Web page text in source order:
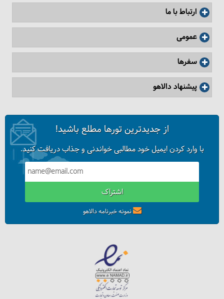
ارتباط با ما
عمومی
سفرها
پیشنهاد دالاهو
از جدیدترین تورها مطلع باشید!
با وارد کردن ایمیل خود مطالبی خواندنی و جذاب دریافت کنید.
اشتراک
نمونه خبرنامه دالاهو